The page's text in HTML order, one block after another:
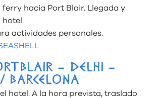
hacia Port Blair. Llegada y
hotel.
actividades personales.
– DELHI –
BARCELONA
hotel. A la hora prevista, traslado